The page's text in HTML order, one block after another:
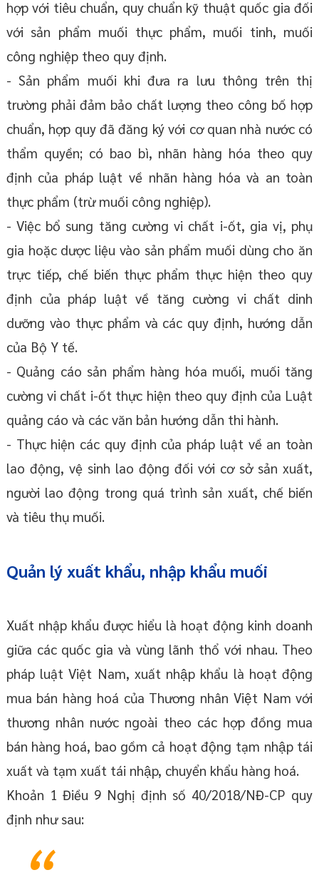
hợp với tiêu chuẩn, quy chuẩn kỹ thuật quốc gia đối
với sản phẩm muối thực phẩm, muối tinh, muối
công nghiệp theo quy định.
- Sản phẩm muối khi đưa ra lưu thông trên thị
trường phải đảm bảo chất lượng theo công bố hợp
chuẩn, hợp quy đã đăng ký với cơ quan nhà nước có
thẩm quyền; có bao bì, nhãn hàng hóa theo quy
định của pháp luật về nhãn hàng hóa và an toàn
thực phẩm (trừ muối công nghiệp).
- Việc bổ sung tăng cường vi chất i-ốt, gia vị, phụ
gia hoặc dược liệu vào sản phẩm muối dùng cho ăn
trực tiếp, chế biến thực phẩm thực hiện theo quy
định của pháp luật về tăng cường vi chất dinh
dưỡng vào thực phẩm và các quy định, hướng dẫn
của Bộ Y tế.
- Quảng cáo sản phẩm hàng hóa muối, muối tăng
cường vi chất i-ốt thực hiện theo quy định của Luật
quảng cáo và các văn bản hướng dẫn thi hành.
- Thực hiện các quy định của pháp luật về an toàn
lao động, vệ sinh lao động đối với cơ sở sản xuất,
người lao động trong quá trình sản xuất, chế biến
và tiêu thụ muối.
Quản lý xuất khẩu, nhập khẩu muối
Xuất nhập khẩu được hiểu là hoạt động kinh doanh
giữa các quốc gia và vùng lãnh thổ với nhau. Theo
pháp luật Việt Nam, xuất nhập khẩu là hoạt động
mua bán hàng hoá của Thương nhân Việt Nam với
thương nhân nước ngoài theo các hợp đồng mua
bán hàng hoá, bao gồm cả hoạt động tạm nhập tái
xuất và tạm xuất tái nhập, chuyển khẩu hàng hoá.
Khoản 1 Điều 9 Nghị định số 40/2018/NĐ-CP quy
định như sau: